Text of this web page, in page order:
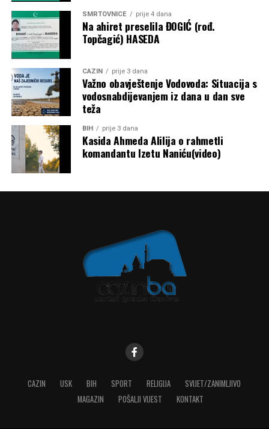
SMRTOVNICE prije 4 dana
Na ahiret preselila ĐOGIĆ (rođ.
Topčagić) HASEDA
CAZIN prije 3 dana
Važno obavještenje Vodovoda: Situacija s
vodosnabdijevanjem iz dana u dan sve
teža
BIH prije 3 dana
Kasida Ahmeda Alilija o rahmetli
komandantu Izetu Naniću(video)
CAZIN USK BIH SPORT RELIGIJA
SVIJET/ZANIMLJIVO
MAGAZIN
POŠALJI VIJEST KONTAKT